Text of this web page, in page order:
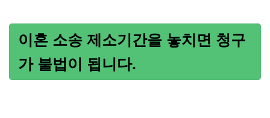
이혼 소송 제소기간을 놓치면 청구
가 불법이 됩니다.